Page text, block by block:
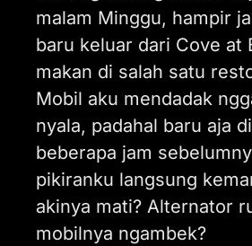
malam Minggu, hampir
baru keluar dari Cove at
makan di salah satu
Mobil aku mendadak
nyala, padahal baru aja
beberapa jam
pikiranku langsung
akinya mati? Alternator
mobilnya ngambek?